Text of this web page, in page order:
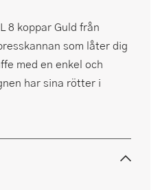
8 koppar Guld från
som låter dig
med en enkel och
har sina rötter i